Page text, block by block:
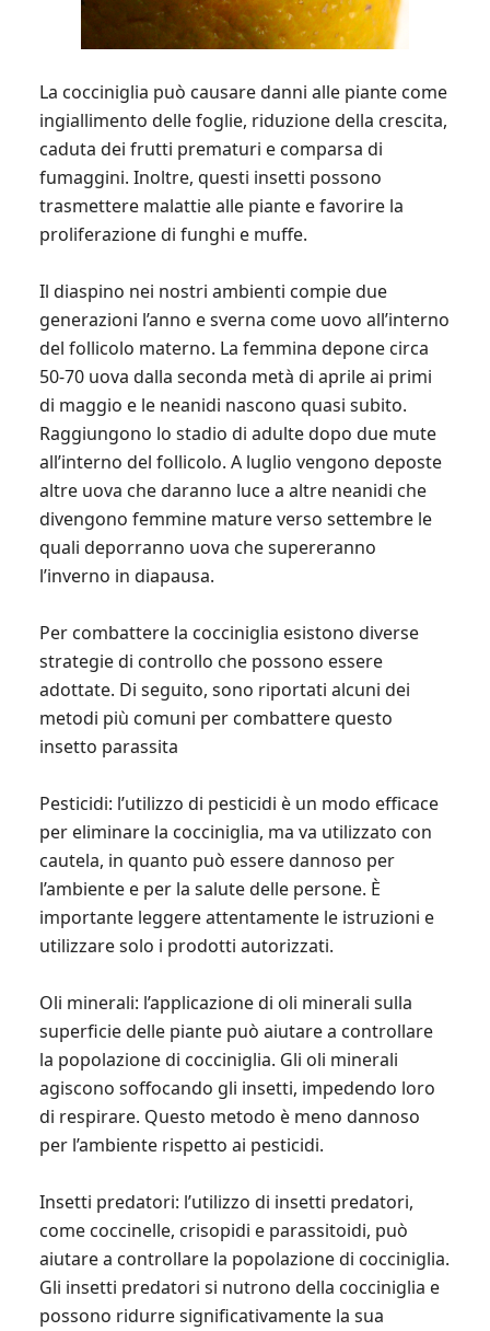
La cocciniglia può causare danni alle piante come
ingiallimento delle foglie, riduzione della crescita,
caduta dei frutti prematuri e comparsa di
fumaggini. Inoltre, questi insetti possono
trasmettere malattie alle piante e favorire la
proliferazione di funghi e muffe.
Il diaspino nei nostri ambienti compie due
generazioni l’anno e sverna come uovo all’interno
del follicolo materno. La femmina depone circa
50-70 uova dalla seconda metà di aprile ai primi
di maggio e le neanidi nascono quasi subito.
Raggiungono lo stadio di adulte dopo due mute
all’interno del follicolo. A luglio vengono deposte
altre uova che daranno luce a altre neanidi che
divengono femmine mature verso settembre le
quali deporranno uova che supereranno
l’inverno in diapausa.
Per combattere la cocciniglia esistono diverse
strategie di controllo che possono essere
adottate. Di seguito, sono riportati alcuni dei
metodi più comuni per combattere questo
insetto parassita
Pesticidi: l’utilizzo di pesticidi è un modo efficace
per eliminare la cocciniglia, ma va utilizzato con
cautela, in quanto può essere dannoso per
l’ambiente e per la salute delle persone. È
importante leggere attentamente le istruzioni e
utilizzare solo i prodotti autorizzati.
Oli minerali: l’applicazione di oli minerali sulla
superficie delle piante può aiutare a controllare
la popolazione di cocciniglia. Gli oli minerali
agiscono soffocando gli insetti, impedendo loro
di respirare. Questo metodo è meno dannoso
per l’ambiente rispetto ai pesticidi.
Insetti predatori: l’utilizzo di insetti predatori,
come coccinelle, crisopidi e parassitoidi, può
aiutare a controllare la popolazione di cocciniglia.
Gli insetti predatori si nutrono della cocciniglia e
possono ridurre significativamente la sua